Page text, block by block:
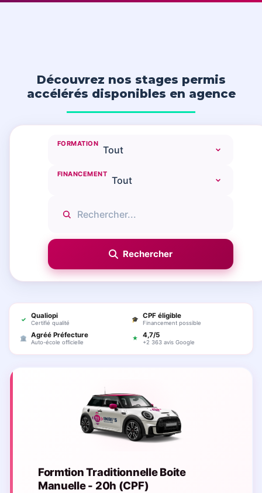
Découvrez nos stages permis
accélérés disponibles en agence
FORMATION
FINANCEMENT
✓ Qualiopi
Certifié qualité
🎓 CPF éligible
Financement possible
🏛 Agréé Préfecture
Auto-école officielle
★ 4,7/5
+2 363 avis Google
Formtion Traditionnelle Boite
Manuelle - 20h (CPF)